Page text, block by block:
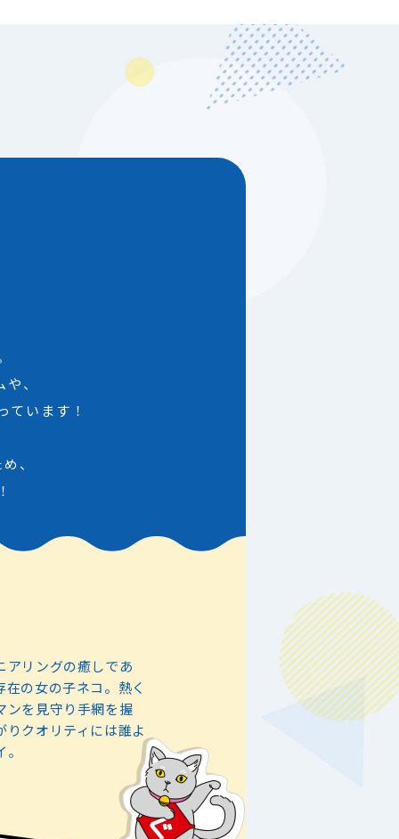
、
ています！
、
アリングの癒しであ
の女の子ネコ。熱く
ンを見守り手網を握
りクオリティには誰よ